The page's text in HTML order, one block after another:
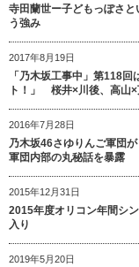
寺田蘭世ー子どもっぽさ
う強み
2017年8月19日
「乃木坂工事中」第118
ト！」 桜井×川後、高山×
2016年7月28日
乃木坂46さゆりんご軍団
軍団内部の丸秘話を暴露
2015年12月31日
2015年度オリコン年間シ
入り
2019年5月20日